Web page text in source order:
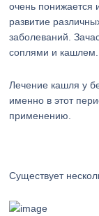
очень понижается
развитие
заболеваний.
соплями и кашлем.
Лечение кашля у
именно в этот
применению.
Существует